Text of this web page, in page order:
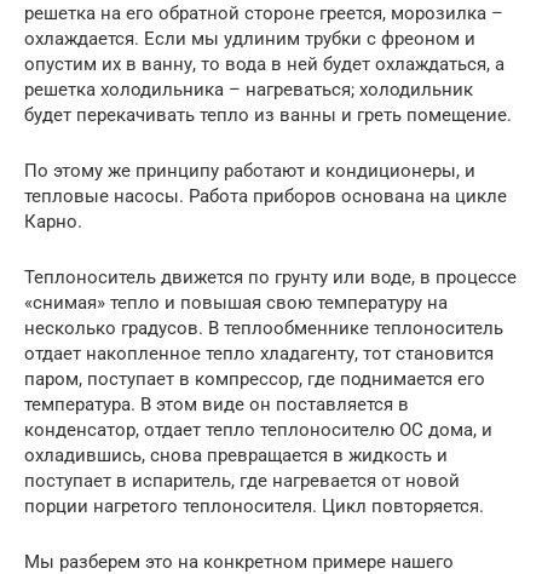
решетка на его обратной стороне греется, морозилка –
охлаждается. Если мы удлиним трубки с фреоном и
опустим их в ванну, то вода в ней будет охлаждаться, а
решетка холодильника – нагреваться; холодильник
будет перекачивать тепло из ванны и греть помещение.
По этому же принципу работают и кондиционеры, и
тепловые насосы. Работа приборов основана на цикле
Карно.
Теплоноситель движется по грунту или воде, в процессе
«снимая» тепло и повышая свою температуру на
несколько градусов. В теплообменнике теплоноситель
отдает накопленное тепло хладагенту, тот становится
паром, поступает в компрессор, где поднимается его
температура. В этом виде он поставляется в
конденсатор, отдает тепло теплоносителю ОС дома, и
охладившись, снова превращается в жидкость и
поступает в испаритель, где нагревается от новой
порции нагретого теплоносителя. Цикл повторяется.
Мы разберем это на конкретном примере нашего